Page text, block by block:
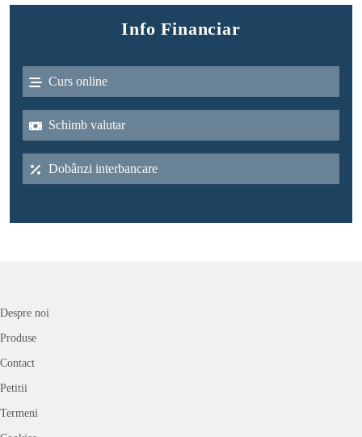
Info Financiar
Curs online
Schimb valutar
Dobânzi interbancare
Despre noi
Produse
Contact
Petitii
Termeni